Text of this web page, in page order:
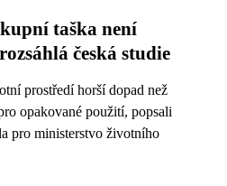
taška není
česká studie
prostředí horší dopad než
opakované použití, popsali
pro ministerstvo životního